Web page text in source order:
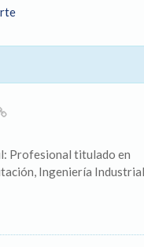
Profesional titulado en
Ingeniería